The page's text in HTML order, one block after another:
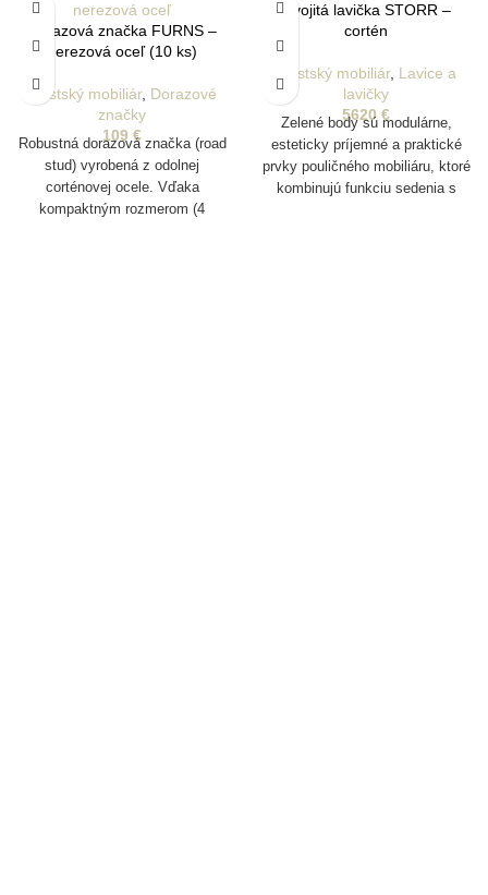
Dorazová značka FURNS –
nerezová oceľ (10 ks)
Mestský mobiliár, Dorazové
značky
109 €
Robustná dorazová značka (road
stud) vyrobená z odolnej
corténovej ocele. Vďaka
kompaktným rozmerom (4
Dvojitá lavička STORR –
cortén
Mestský mobiliár, Lavice a
lavičky
5620 €
Zelené body sú modulárne,
esteticky príjemné a praktické
prvky pouličného mobiliáru, ktoré
kombinujú funkciu sedenia s